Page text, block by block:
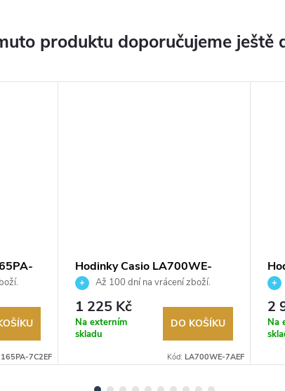
produktu doporučujeme ještě
7C2EF
Hodinky Casio LA700WE-
7AEFAž 100 dní na vrácení zboží.
Autorizovaný prodejce.
1 225 Kč
Na externím
skladu
DO KOŠÍKU
Kód: LA700WE-7AEF
2
Na